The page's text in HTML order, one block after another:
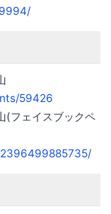
59426
(フェイスブックペ